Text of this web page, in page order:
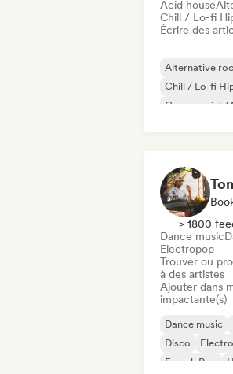
Acid house
Chill / Lo-fi
Écrire des
Alternative
Chill / Lo-fi
Commercial /
> 1800
Dance music
Electropop
Trouver ou
à des artistes
Ajouter dans
impactante(s)
Dance music
Disco
French Pop